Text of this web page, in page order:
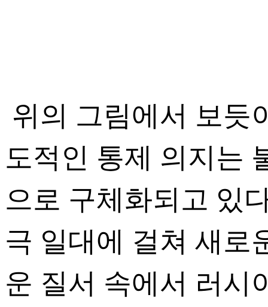
위의 그림에서 보
도적인 통제 의지는
으로 구체화되고 있
극 일대에 걸쳐 새로
운 질서 속에서 러시